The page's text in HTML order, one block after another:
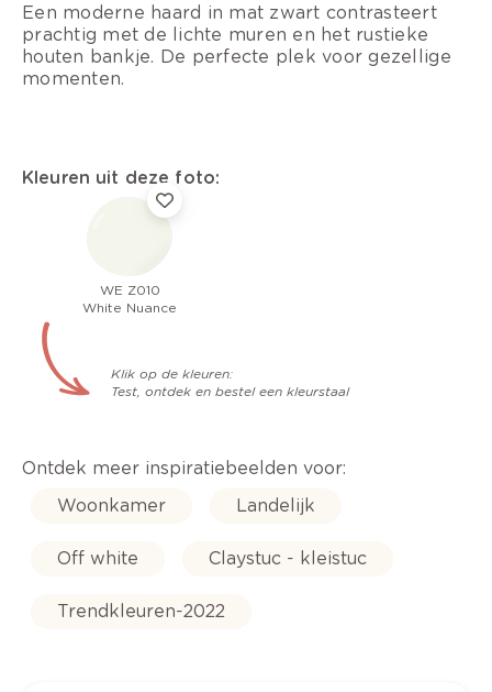
Een moderne haard in mat zwart contrasteert
prachtig met de lichte muren en het rustieke
houten bankje. De perfecte plek voor gezellige
momenten.
Kleuren uit deze foto:
WE Z010
White Nuance
Klik op de kleuren:
Test, ontdek en bestel een kleurstaal
Ontdek meer inspiratiebeelden voor:
Woonkamer
Landelijk
Off white Claystuc - kleistuc
Trendkleuren-2022